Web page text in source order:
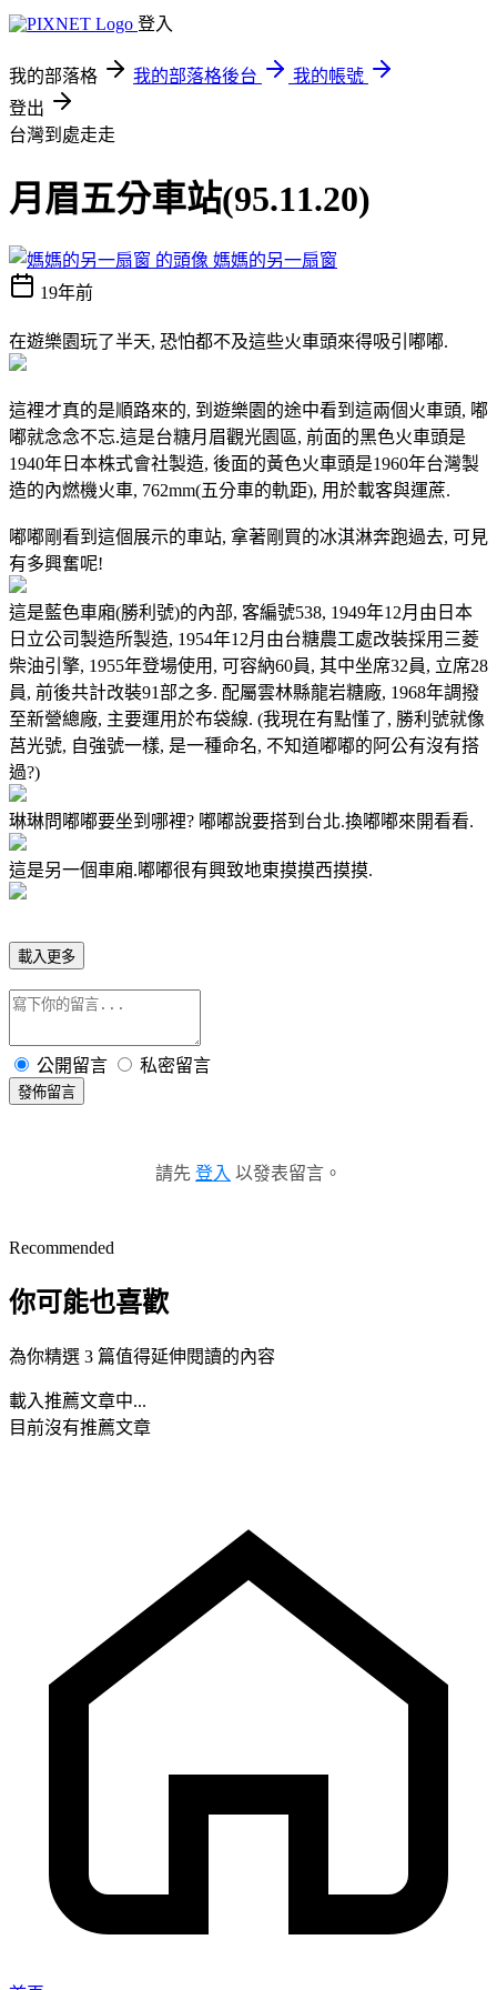
登入
我的部落格 我的部落格後台
我的帳號
登出
台灣到處走走
月眉五分車站(95.11.20)
媽媽的另一扇窗
19年前
在遊樂園玩了半天, 恐怕都不及這些火車頭來得吸引嘟嘟.
這裡才真的是順路來的, 到遊樂園的途中看到這兩個火車頭, 嘟
嘟就念念不忘.這是台糖月眉觀光園區, 前面的黑色火車頭是
1940年日本株式會社製造, 後面的黃色火車頭是1960年台灣製
造的內燃機火車, 762mm(五分車的軌距), 用於載客與運蔗.
嘟嘟剛看到這個展示的車站, 拿著剛買的冰淇淋奔跑過去, 可見
有多興奮呢!
這是藍色車廂(勝利號)的內部, 客編號538, 1949年12月由日本
日立公司製造所製造, 1954年12月由台糖農工處改裝採用三菱
柴油引擎, 1955年登場使用, 可容納60員, 其中坐席32員, 立席28
員, 前後共計改裝91部之多. 配屬雲林縣龍岩糖廠, 1968年調撥
至新營總廠, 主要運用於布袋線. (我現在有點懂了, 勝利號就像
莒光號, 自強號一樣, 是一種命名, 不知道嘟嘟的阿公有沒有搭
過?)
琳琳問嘟嘟要坐到哪裡? 嘟嘟說要搭到台北.換嘟嘟來開看看.
這是另一個車廂.嘟嘟很有興致地東摸摸西摸摸.
載入更多
公開留言 私密留言
發佈留言
請先 登入 以發表留言。
Recommended
你可能也喜歡
為你精選 3 篇值得延伸閱讀的內容
載入推薦文章中...
目前沒有推薦文章